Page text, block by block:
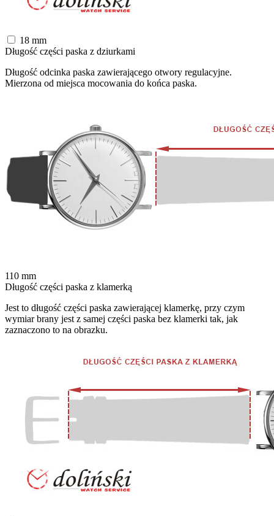
18 mm
Długość części paska z dziurkami
Długość odcinka paska zawierającego otwory regulacyjne.
Mierzona od miejsca mocowania do końca paska.
110 mm
Długość części paska z klamerką
Jest to długość części paska zawierającej klamerkę, przy czym
wymiar brany jest z samej części paska bez klamerki tak, jak
zaznaczono to na obrazku.